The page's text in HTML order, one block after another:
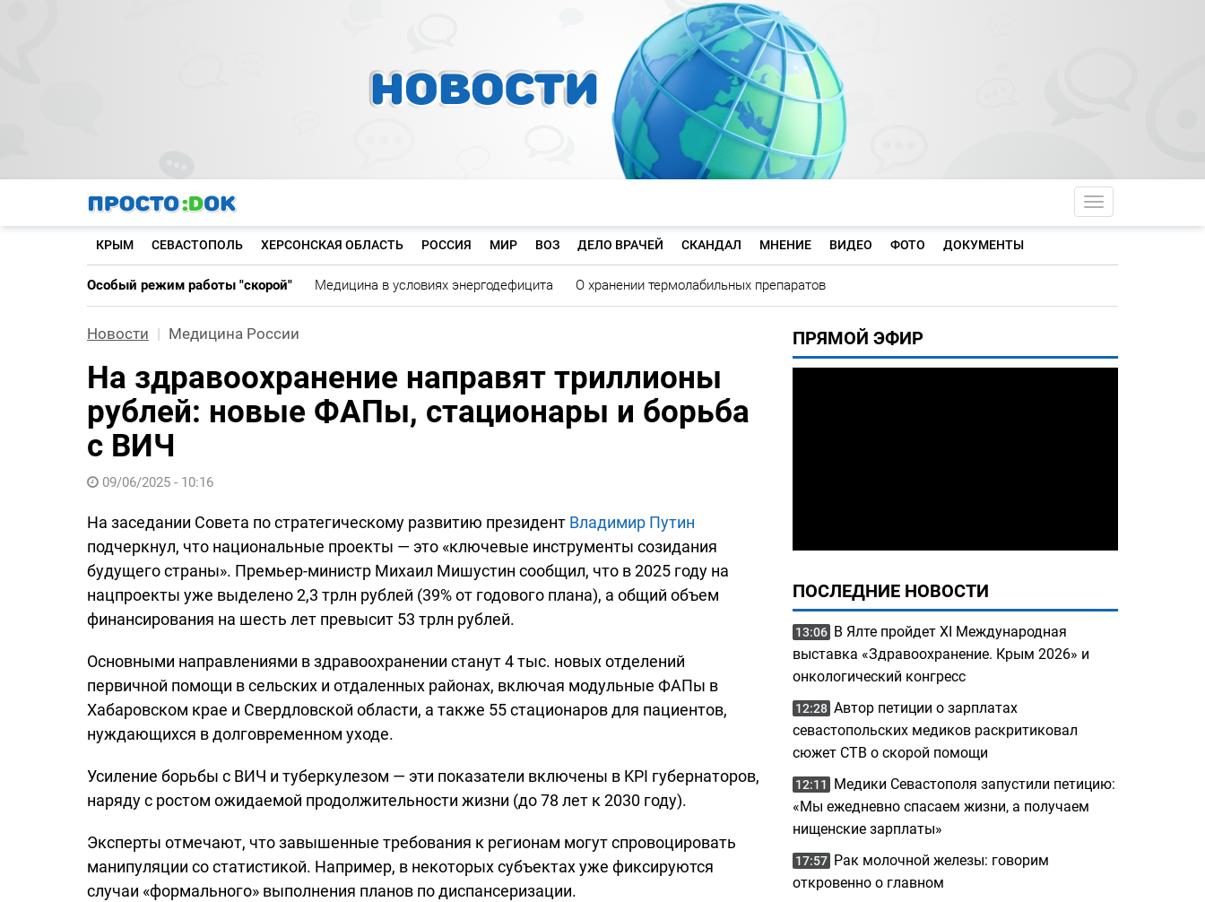
Toggle
КРЫМ СЕВАСТОПОЛЬ ХЕРСОНСКАЯ ОБЛАСТЬ РОССИЯ МИР ВОЗ ДЕЛО ВРАЧЕЙ СКАНДАЛ МНЕНИЕ ВИДЕО ФОТО ДОКУМЕНТЫ
Особый режим работы "скорой" Медицина в условиях энергодефицита О хранении термолабильных препаратов
Новости Медицина России
На здравоохранение направят триллионы
рублей: новые ФАПы, стационары и борьба
с ВИЧ
09/06/2025 - 10:16
На заседании Совета по стратегическому развитию президент Владимир Путин
подчеркнул, что национальные проекты — это «ключевые инструменты созидания
будущего страны». Премьер-министр Михаил Мишустин сообщил, что в 2025 году на
нацпроекты уже выделено 2,3 трлн рублей (39% от годового плана), а общий объем
финансирования на шесть лет превысит 53 трлн рублей.
Основными направлениями в здравоохранении станут 4 тыс. новых отделений
первичной помощи в сельских и отдаленных районах, включая модульные ФАПы в
Хабаровском крае и Свердловской области, а также 55 стационаров для пациентов,
нуждающихся в долговременном уходе.
Усиление борьбы с ВИЧ и туберкулезом — эти показатели включены в KPI губернаторов,
наряду с ростом ожидаемой продолжительности жизни (до 78 лет к 2030 году).
Эксперты отмечают, что завышенные требования к регионам могут спровоцировать
манипуляции со статистикой. Например, в некоторых субъектах уже фиксируются
случаи «формального» выполнения планов по диспансеризации.
ПРЯМОЙ ЭФИР
ПОСЛЕДНИЕ НОВОСТИ
13:06 В Ялте пройдет XI Международная
выставка «Здравоохранение. Крым 2026» и
онкологический конгресс
12:28 Автор петиции о зарплатах
севастопольских медиков раскритиковал
сюжет СТВ о скорой помощи
12:11
Медики Севастополя запустили петицию:
«Мы ежедневно спасаем жизни, а получаем
нищенские зарплаты»
17:57 Рак молочной железы: говорим
откровенно о главном